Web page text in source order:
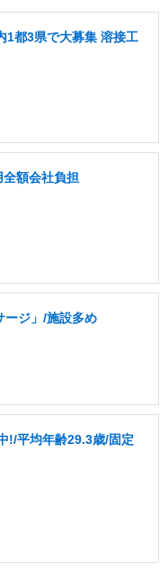
1都3県で大募集 溶接工
額会社負担
ージ」/施設多め
!/平均年齢29.3歳/固定